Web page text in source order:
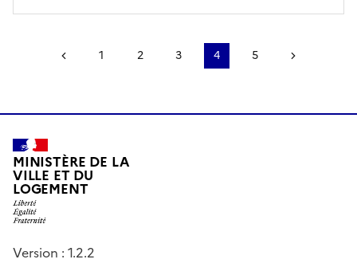
Page précédente
1 2 3 4 5
MINISTÈRE DE LA
VILLE ET DU
LOGEMENT
Version : 1.2.2